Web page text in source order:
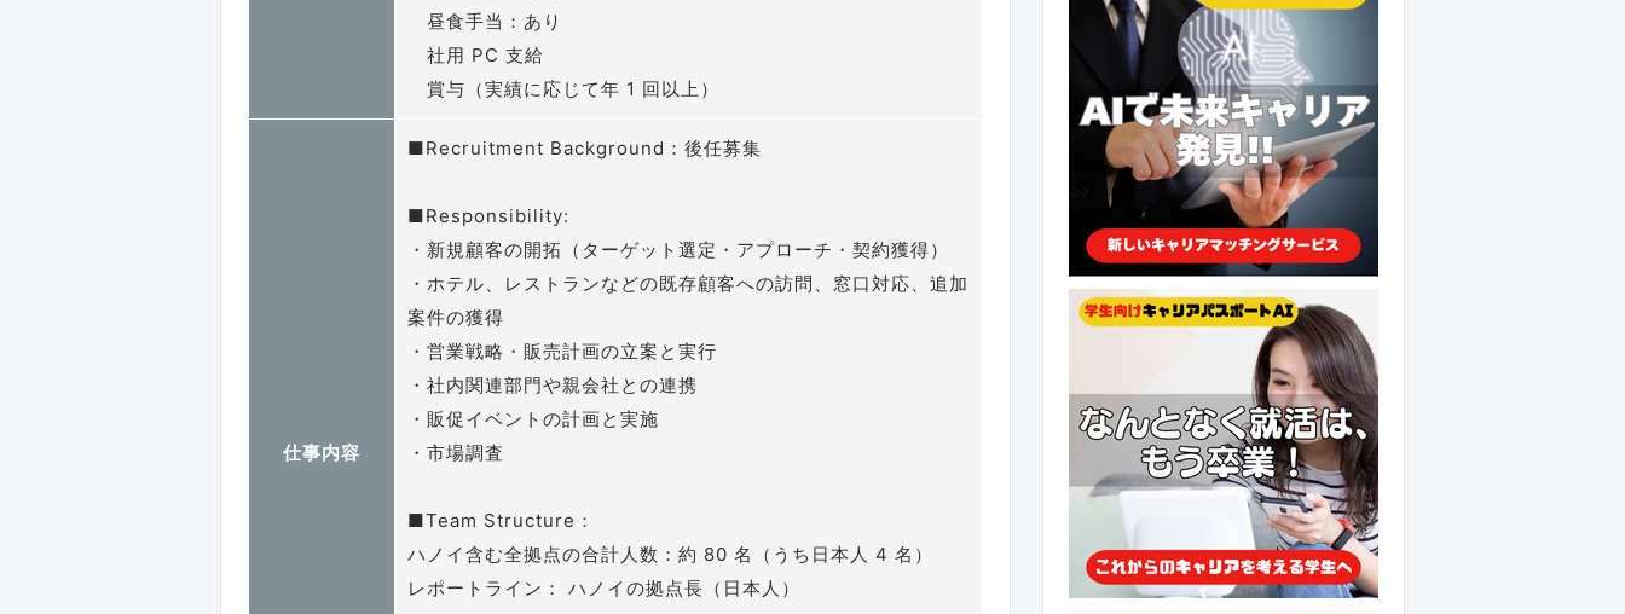
昼食手当：あり
社用 PC 支給
賞与（実績に応じて年 1 回以上）
仕事内容
■Recruitment Background：後任募集
■Responsibility:
・新規顧客の開拓（ターゲット選定・アプローチ・契約獲得）
・ホテル、レストランなどの既存顧客への訪問、窓口対応、追加
案件の獲得
・営業戦略・販売計画の立案と実行
・社内関連部門や親会社との連携
・販促イベントの計画と実施
・市場調査
■Team Structure：
ハノイ含む全拠点の合計人数：約 80 名（うち日本人 4 名）
レポートライン： ハノイの拠点長（日本人）